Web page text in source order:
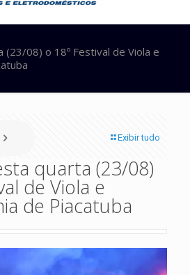
(23/08) o 18º Festival de Viola e
Exibir tudo
quarta (23/08)
de Viola e
de Piacatuba